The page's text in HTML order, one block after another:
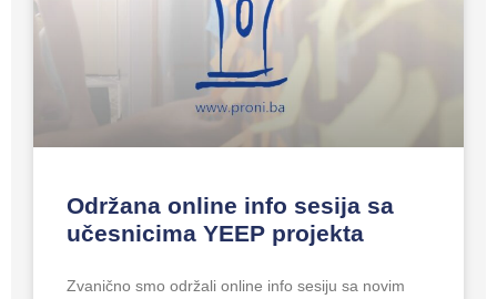
Održana online info sesija sa
učesnicima YEEP projekta
Zvanično smo održali online info sesiju sa novim